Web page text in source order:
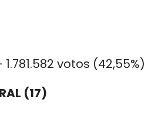
votos (42,55%)
(17)